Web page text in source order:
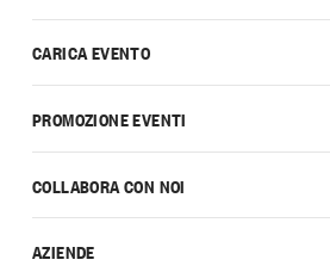
CARICA EVENTO
PROMOZIONE EVENTI
COLLABORA CON NOI
AZIENDE